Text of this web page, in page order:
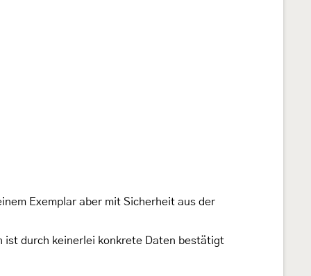
Exemplar aber mit Sicherheit aus der
ist durch keinerlei konkrete Daten bestätigt